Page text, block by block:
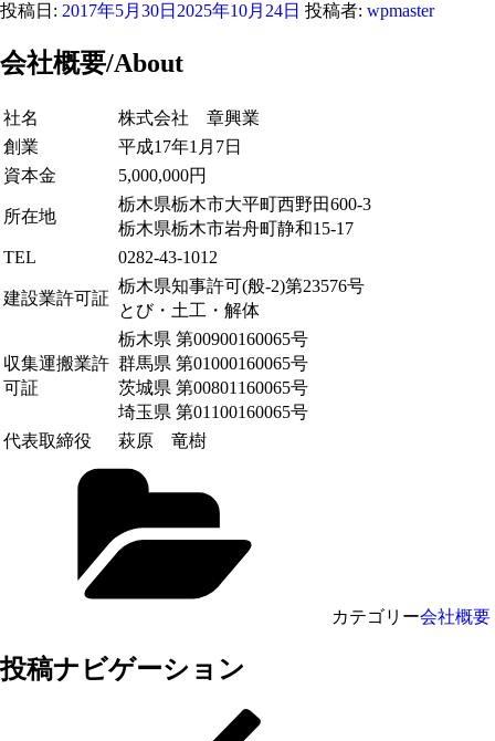
投稿日: 2017年5月30日 2025年10月24日 投稿者: wpmaster
会社概要/About
社名
株式会社 章興業
創業
平成17年1月7日
資本金
5,000,000円
所在地
栃木県栃木市大平町西野田600-3
栃木県栃木市岩舟町静和15-17
TEL
0282-43-1012
建設業許可証
栃木県知事許可(般-2)第23576号
とび・土工・解体
収集運搬業許
可証
栃木県 第00900160065号
群馬県 第01000160065号
茨城県 第00801160065号
埼玉県 第01100160065号
代表取締役
萩原 竜樹
カテゴリー会社概要
投稿ナビゲーション